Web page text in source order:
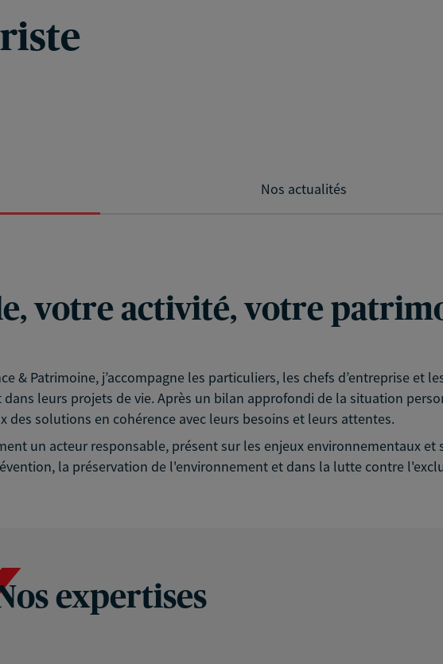
Nos actualités
votre activité, votre
& Patrimoine, j’accompagne les particuliers, les chefs d’entreprise et
leurs projets de vie. Après un bilan approfondi de la situation
des solutions en cohérence avec leurs besoins et leurs attentes.
un acteur responsable, présent sur les enjeux environnementaux et
la préservation de l'environnement et dans la lutte contre
expertises